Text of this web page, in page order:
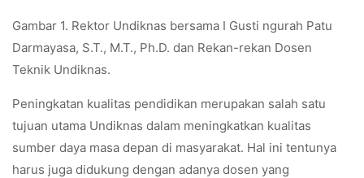
Gambar 1. Rektor Undiknas bersama I Gusti ngurah Patu
Darmayasa, S.T., M.T., Ph.D. dan Rekan-rekan Dosen
Teknik Undiknas.
Peningkatan kualitas pendidikan merupakan salah satu
tujuan utama Undiknas dalam meningkatkan kualitas
sumber daya masa depan di masyarakat. Hal ini tentunya
harus juga didukung dengan adanya dosen yang